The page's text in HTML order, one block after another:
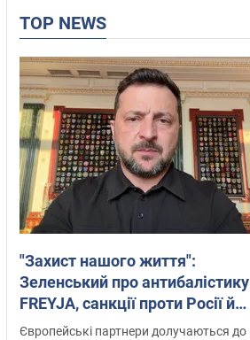
TOP NEWS
"Захист нашого життя":
Зеленський про антибалістику
FREYJA, санкції проти Росії й
підтримку аграріїв. Відео
Європейські партнери долучаються до